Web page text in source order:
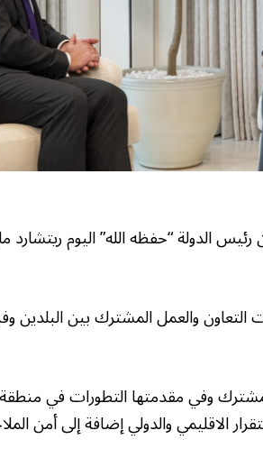
الدولة “حفظه الله” اليوم ريتشارد
التعاون والعمل المشترك بين البلدين
وفي مقدمتها التطورات في
الاقليمي والدولي إضافة إلى أمن